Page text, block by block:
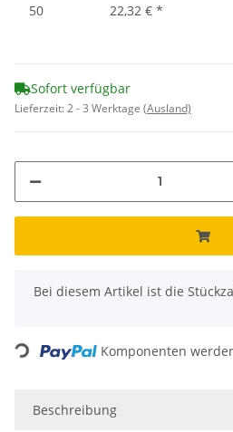
50
22,32 € *
Sofort verfügbar
Lieferzeit:2 - 3 Werktage (Ausland)
x
Bei diesem Artikel ist die
Loading... Komponenten
Beschreibung